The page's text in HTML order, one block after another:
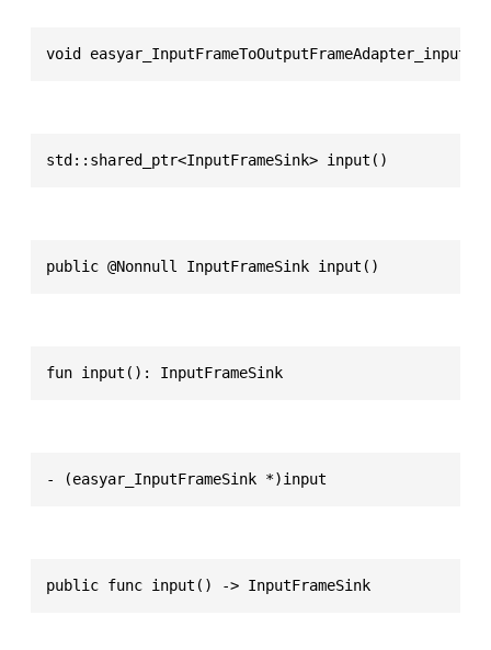
void
std::shared_ptr<InputFrameSink> input()
public @Nonnull InputFrameSink input()
fun input(): InputFrameSink
- (easyar_InputFrameSink *)input
public func input() -> InputFrameSink